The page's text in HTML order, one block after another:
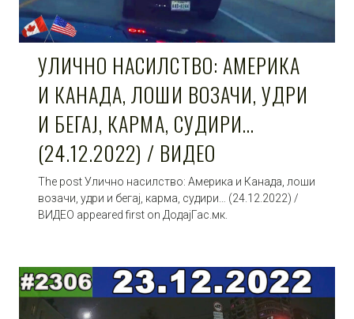
УЛИЧНО НАСИЛСТВО: АМЕРИКА
И КАНАДА, ЛОШИ ВОЗАЧИ, УДРИ
И БЕГАЈ, КАРМА, СУДИРИ…
(24.12.2022) / ВИДЕО
The post Улично насилство: Америка и Канада, лоши
возачи, удри и бегај, карма, судири… (24.12.2022) /
ВИДЕО appeared first on ДодајГас.мк.